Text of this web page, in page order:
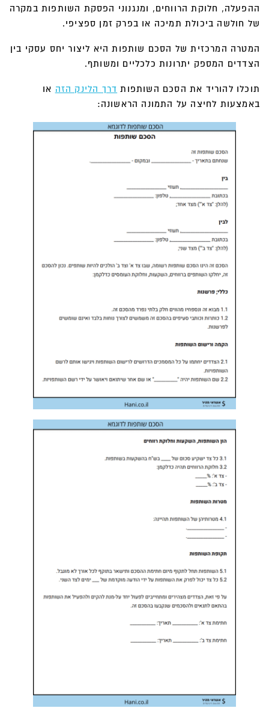
ההפעלה, חלוקת הרווחים, ומנגנוני הפסקת השותפות במקרה
של חולשה ביכולת תמיכה או בפרק זמן ספציפי.
המטרה המרכזית של הסכם שותפות היא ליצור יחס עסקי בין
הצדדים המספק יתרונות כלכליים ומשותף.
תוכלו להוריד את הסכם השותפות דרך הלינק הזה או
באמצעות לחיצה על התמונה הראשונה: